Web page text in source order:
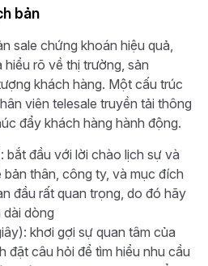
bản
sale chứng khoán hiệu quả,
rõ về thị trường, sản
khách hàng. Một cấu trúc
viên telesale truyền tải thông
đẩy khách hàng hành động.
bắt đầu với lời chào lịch sự và
thân, công ty, và mục đích
đầu rất quan trọng, do đó hãy
dòng
khơi gợi sự quan tâm của
đặt câu hỏi để tìm hiểu nhu cầu